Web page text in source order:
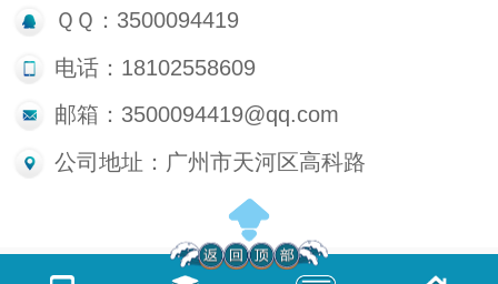
ＱＱ：3500094419
电话：18102558609
邮箱：3500094419@qq.com
公司地址：广州市天河区高科路